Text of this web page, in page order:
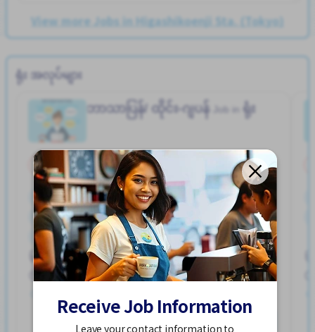
View more Jobs in Higashikoenji Sta. (Tokyo)
ရုံး အလုပ်များ
ဘာသာပြန်/ ထိုင်း-ဂျပန် ရုံး
အချိန်ပိုင်း ဂျပန်ဘာသာ မလိုပါ
ကာလတို
ကျောင်းသား ဗီဇာ ပို၍လိုလားသည်
ထမင်းကျွေးမည်
ဘူတာႏွင့္နီးေသာ
လမ္းစရိတ္ေပးသည္
ဝင်ငွေအများအပြားရရန် အလားအလာရှိသည်
အဆောင်ပေးမည်
အမျိုးသား ပို၍လိုလားသည်
Ikebukuro Sta. (Tokyo)
2,500 - 2,500/hour
Receive Job Information
Leave your contact information to